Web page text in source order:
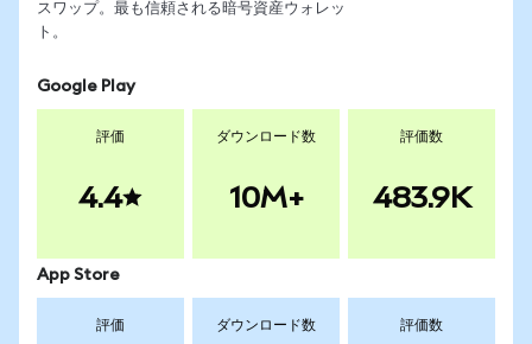
スワップ。最も信頼される暗号資産ウォレッ
ト。
Google Play
評価
4.4
ダウンロード数
10M+
評価数
483.9K
App Store
評価 ダウンロード数 評価数